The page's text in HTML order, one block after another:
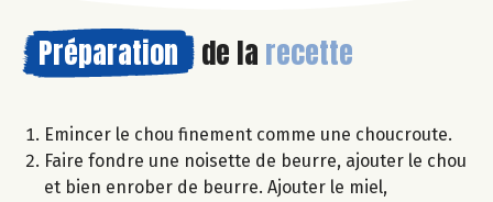
Préparation de la recette
Emincer le chou finement comme une choucroute.
Faire fondre une noisette de beurre, ajouter le chou
et bien enrober de beurre. Ajouter le miel,